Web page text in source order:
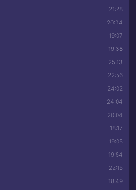
21:28
20:34
19:07
19:38
25:13
22:56
24:02
24:04
20:04
18:17
19:05
19:54
22:15
18:49